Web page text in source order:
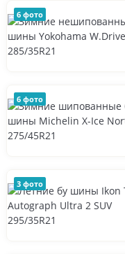
6 фото
6 фото
3 фото